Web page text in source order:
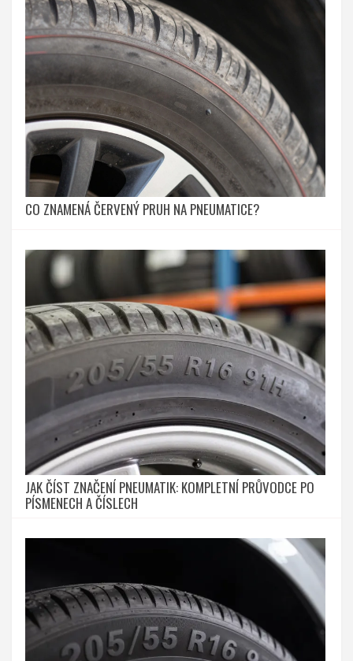
CO ZNAMENÁ ČERVENÝ PRUH NA PNEUMATICE?
JAK ČÍST ZNAČENÍ PNEUMATIK: KOMPLETNÍ PRŮVODCE PO
PÍSMENECH A ČÍSLECH